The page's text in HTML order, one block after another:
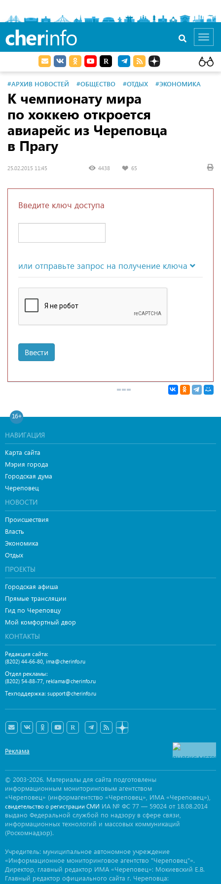
cherinfo
#АРХИВ НОВОСТЕЙ #ОБЩЕСТВО #ОТДЫХ #ЭКОНОМИКА
К чемпионату мира
по хоккею откроется
авиарейс из Череповца
в Прагу
25.02.2015 11:45 4438 65
Введите ключ доступа
или отправьте запрос на получение ключа
Ввести
16+
НАВИГАЦИЯ
Карта сайта
Мэрия города
Городская дума
Череповец
НОВОСТИ
Происшествия
Власть
Экономика
Отдых
ПРОЕКТЫ
Городская афиша
Прямые трансляции
Гид по Череповцу
Мой комфортный двор
КОНТАКТЫ
Редакция сайта:
(8202) 44-66-80 ima@cherinfo.ru
Отдел рекламы:
(8202) 54-88-77 reklama@cherinfo.ru
Техподдержка: support@cherinfo.ru
Реклама
© 2003-2026. Материалы для сайта подготовлены
информационным мониторинговым агентством
«Череповец» (информагентство «Череповец», ИМА «Череповец»),
свидетельство о регистрации СМИ ИА № ФС 77 — 59024 от 18.08.2014
выдано Федеральной службой по надзору в сфере связи,
информационных технологий и массовых коммуникаций
(Роскомнадзор).
Учредитель: муниципальное автономное учреждение
«Информационное мониторинговое агентство "Череповец"».
Директор, главный редактор ИМА «Череповец»: Мокиевский Е.В.
Главный редактор официального сайта г. Череповца: